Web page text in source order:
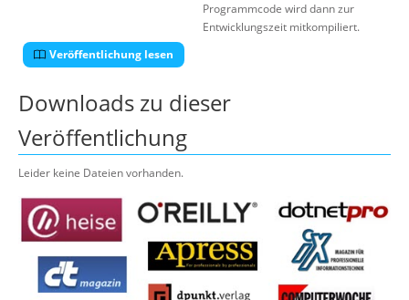
Programmcode wird dann zur
Entwicklungszeit mitkompiliert.
Veröffentlichung lesen
Downloads zu dieser
Veröffentlichung
Leider keine Dateien vorhanden.